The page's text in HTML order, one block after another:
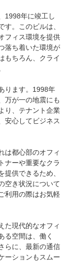
1998年に竣工し
。このビルは、
フィス環境を提供
落ち着いた環境が
もちろん、クライ
ります。1998年
万が一の地震にも
り、テナント企業
安心してビジネス
は都心部のオフィ
ナーや重要なクラ
供できるため、
空き状況について
利用の際はお気軽
た現代的なオフィ
る空間は、働く
らに、最新の通信
ーションもスムー